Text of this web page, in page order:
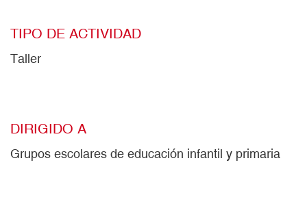
TIPO DE ACTIVIDAD
Taller
DIRIGIDO A
Grupos escolares de educación infantil y primaria